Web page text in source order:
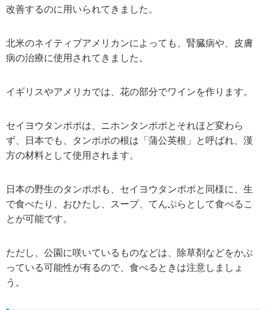
改善するのに用いられてきました。
北米のネイティブアメリカンによっても、腎臓病や、皮膚
病の治療に使用されてきました。
イギリスやアメリカでは、花の部分でワインを作ります。
セイヨウタンポポは、ニホンタンポポとそれほど変わら
ず、日本でも、タンポポの根は「蒲公英根」と呼ばれ、漢
方の材料として使用されます。
日本の野生のタンポポも、セイヨウタンポポと同様に、生
で食べたり、おひたし、スープ、てんぷらとして食べるこ
とが可能です。
ただし、公園に咲いているものなどは、除草剤などをかぶ
っている可能性が有るので、食べるときは注意しましょ
う。